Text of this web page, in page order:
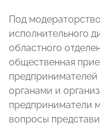
Под
исполнительного
областного
общественная
органами и
предприниматели
вопросы